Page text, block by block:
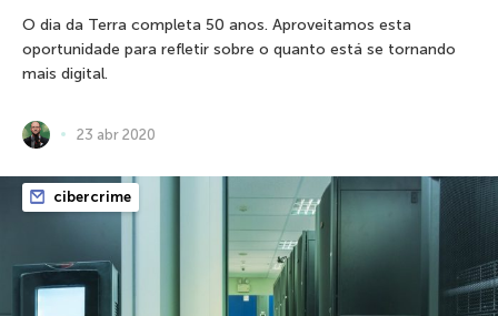
O dia da Terra completa 50 anos. Aproveitamos esta
oportunidade para refletir sobre o quanto está se tornando
mais digital.
23 abr 2020
cibercrime